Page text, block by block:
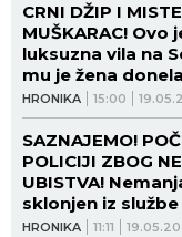
HRONIKA 15:00
CRNI DŽIP I
MUŠKARAC! Ovo
luksuzna vila na
mu je žena
je ubijen Baja!
HRONIKA 11:11
SAZNAJEMO!
POLICIJI ZBOG
UBISTVA!
sklonjen iz
davanja izjave o